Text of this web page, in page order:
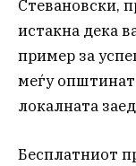
Стевановски,
истакна дека
пример за
меѓу
локалната
Бесплатниот